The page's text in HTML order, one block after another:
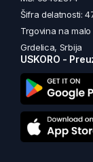
Šifra delatnosti:
Trgovina na
Grdelica, Srbija
USKORO -